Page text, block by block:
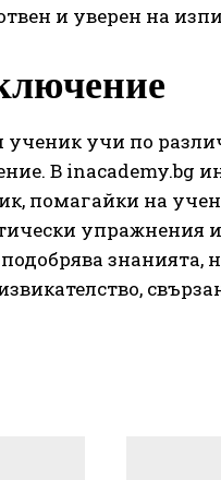
и уверен на
ученик учи по
В inacademy.bg
помагайки на
упражнения
знанията,